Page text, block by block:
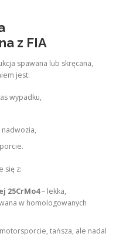
z FIA
spawana lub skręcana,
jest:
wypadku,
się z:
25CrMo4– lekka,
w homologowanych
tańsza, ale nadal